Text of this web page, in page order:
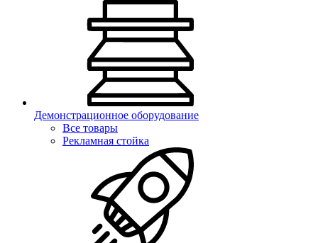
Демонстрационное оборудование
Все товары
Рекламная стойка